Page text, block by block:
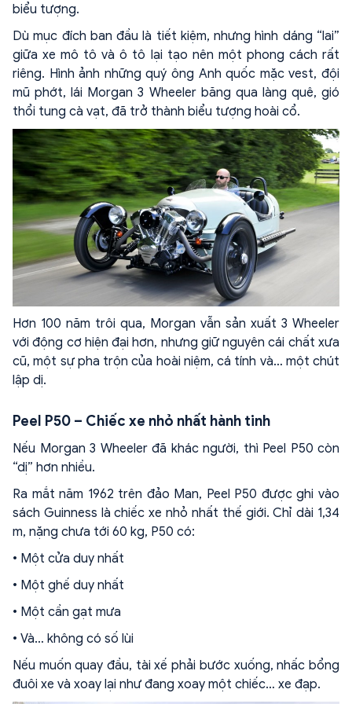
biểu tượng.
Dù mục đích ban đầu là tiết kiệm, nhưng hình dáng “lai”
giữa xe mô tô và ô tô lại tạo nên một phong cách rất
riêng. Hình ảnh những quý ông Anh quốc mặc vest, đội
mũ phớt, lái Morgan 3 Wheeler băng qua làng quê, gió
thổi tung cà vạt, đã trở thành biểu tượng hoài cổ.
Hơn 100 năm trôi qua, Morgan vẫn sản xuất 3 Wheeler
với động cơ hiện đại hơn, nhưng giữ nguyên cái chất xưa
cũ, một sự pha trộn của hoài niệm, cá tính và… một chút
lập dị.
Peel P50 – Chiếc xe nhỏ nhất hành tinh
Nếu Morgan 3 Wheeler đã khác người, thì Peel P50 còn
“dị” hơn nhiều.
Ra mắt năm 1962 trên đảo Man, Peel P50 được ghi vào
sách Guinness là chiếc xe nhỏ nhất thế giới. Chỉ dài 1,34
m, nặng chưa tới 60 kg, P50 có:
• Một cửa duy nhất
• Một ghế duy nhất
• Một cần gạt mưa
• Và… không có số lùi
Nếu muốn quay đầu, tài xế phải bước xuống, nhấc bổng
đuôi xe và xoay lại như đang xoay một chiếc… xe đạp.